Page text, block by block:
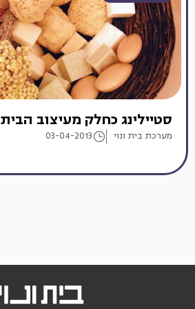
סטיילינג כחלק מעיצוב הבית
מערכת בית ונוי 03-04-2013